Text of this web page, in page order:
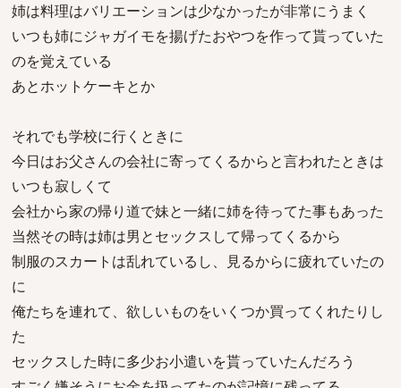
姉は料理はバリエーションは少なかったが非常にうまく
いつも姉にジャガイモを揚げたおやつを作って貰っていた
のを覚えている
あとホットケーキとか
それでも学校に行くときに
今日はお父さんの会社に寄ってくるからと言われたときは
いつも寂しくて
会社から家の帰り道で妹と一緒に姉を待ってた事もあった
当然その時は姉は男とセックスして帰ってくるから
制服のスカートは乱れているし、見るからに疲れていたの
に
俺たちを連れて、欲しいものをいくつか買ってくれたりし
た
セックスした時に多少お小遣いを貰っていたんだろう